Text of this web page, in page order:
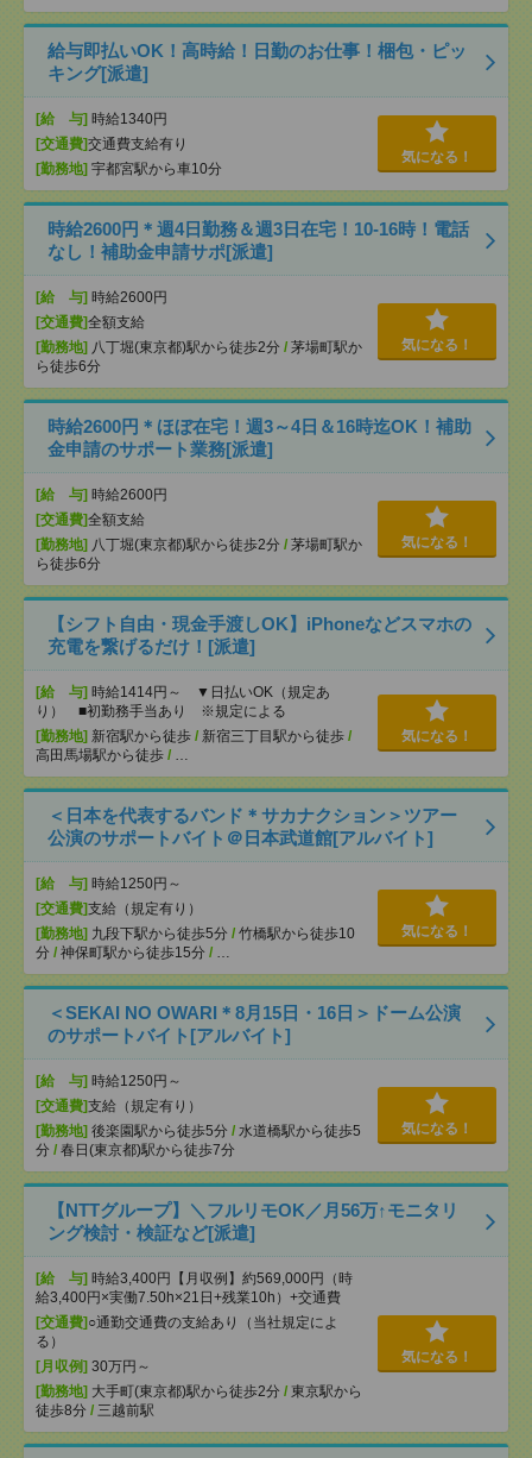
給与即払いOK！高時給！日勤のお仕事！梱包・ピッ
キング[派遣]
[給 与] 時給1340円
[交通費]交通費支給有り
[勤務地] 宇都宮駅から車10分
気になる！
時給2600円＊週4日勤務＆週3日在宅！10-16時！電話
なし！補助金申請サポ[派遣]
[給 与] 時給2600円
[交通費]全額支給
[勤務地] 八丁堀(東京都)駅から徒歩2分 / 茅場町駅か
ら徒歩6分
気になる！
時給2600円＊ほぼ在宅！週3～4日＆16時迄OK！補助
金申請のサポート業務[派遣]
[給 与] 時給2600円
[交通費]全額支給
[勤務地] 八丁堀(東京都)駅から徒歩2分 / 茅場町駅か
ら徒歩6分
気になる！
【シフト自由・現金手渡しOK】iPhoneなどスマホの
充電を繋げるだけ！[派遣]
[給 与] 時給1414円～ ▼日払いOK（規定あ
り） ■初勤務手当あり ※規定による
[勤務地] 新宿駅から徒歩 / 新宿三丁目駅から徒歩 /
高田馬場駅から徒歩 / …
気になる！
＜日本を代表するバンド＊サカナクション＞ツアー
公演のサポートバイト＠日本武道館[アルバイト]
[給 与] 時給1250円～
[交通費]支給（規定有り）
[勤務地] 九段下駅から徒歩5分 / 竹橋駅から徒歩10
分 / 神保町駅から徒歩15分 / …
気になる！
＜SEKAI NO OWARI＊8月15日・16日＞ドーム公演
のサポートバイト[アルバイト]
[給 与] 時給1250円～
[交通費]支給（規定有り）
[勤務地] 後楽園駅から徒歩5分 / 水道橋駅から徒歩5
分 / 春日(東京都)駅から徒歩7分
気になる！
【NTTグループ】＼フルリモOK／月56万↑モニタリ
ング検討・検証など[派遣]
[給 与] 時給3,400円【月収例】約569,000円（時
給3,400円×実働7.50h×21日+残業10h）+交通費
[交通費]○通勤交通費の支給あり（当社規定によ
る）
[月収例] 30万円～
[勤務地] 大手町(東京都)駅から徒歩2分 / 東京駅から
徒歩8分 / 三越前駅
気になる！